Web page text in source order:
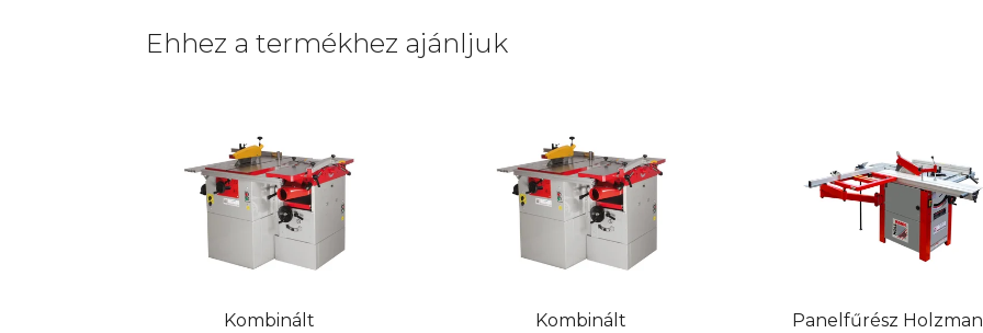
Ehhez a termékhez ajánljuk
Kombinált
Kombinált
Panelfűrész